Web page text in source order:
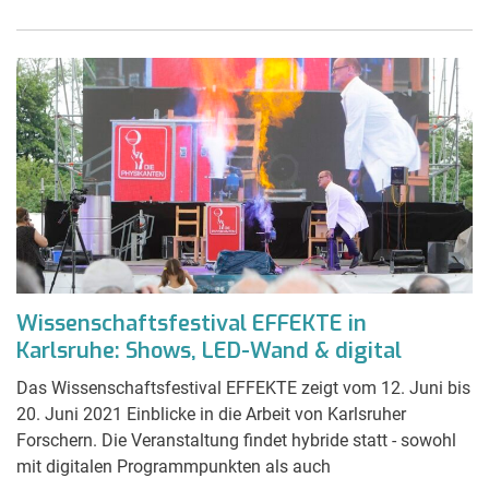
Wissenschaftsfestival EFFEKTE in
Karlsruhe: Shows, LED-Wand & digital
Das Wissenschaftsfestival EFFEKTE zeigt vom 12. Juni bis
20. Juni 2021 Einblicke in die Arbeit von Karlsruher
Forschern. Die Veranstaltung findet hybride statt - sowohl
mit digitalen Programmpunkten als auch